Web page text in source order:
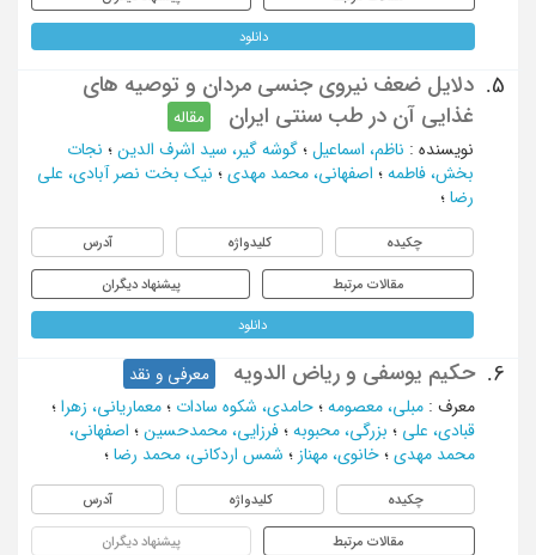
دانلود
5.
دلایل ضعف نیروی جنسی مردان و توصیه های
غذایی آن در طب سنتی ایران
مقاله
نویسنده : ناظم، اسماعیل ؛ گوشه گیر، سید اشرف الدین ؛ نجات
بخش، فاطمه ؛ اصفهانی، محمد مهدی ؛ نیک بخت نصر آبادی، علی
رضا ؛
چکیده کلیدواژه آدرس
مقالات مرتبط پیشنهاد دیگران
دانلود
6. حکیم یوسفی و ریاض الدویه
معرفی و نقد
معرف : مبلی، معصومه ؛ حامدی، شکوه سادات ؛ معماریانی، زهرا ؛
قبادی، علی ؛ بزرگی، محبوبه ؛ فرزایی، محمدحسین ؛ اصفهانی،
محمد مهدی ؛ خانوی، مهناز ؛ شمس اردکانی، محمد رضا ؛
چکیده کلیدواژه آدرس
مقالات مرتبط پیشنهاد دیگران